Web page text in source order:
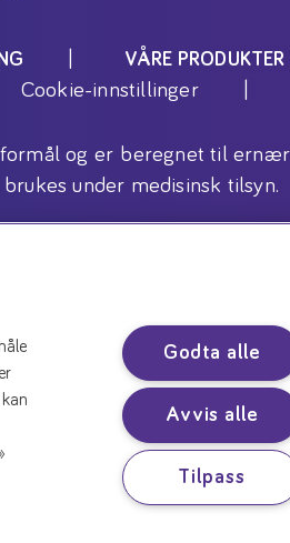
VÅRE PRODUKTER
Cookie-innstillinger
og er beregnet til
under medisinsk tilsyn.
Bruk av informasjonskapsler
Godta alle
Avvis alle
Tilpass